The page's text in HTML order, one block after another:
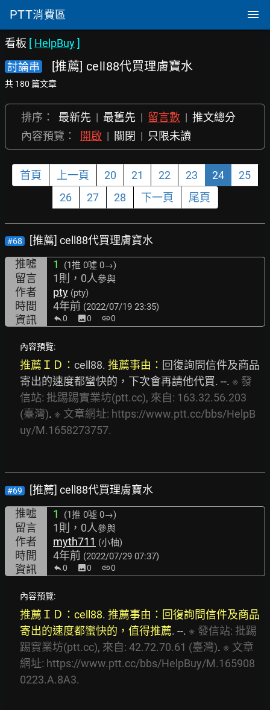
PTT消費區
看板 [ HelpBuy]
討論串
[推薦] cell88代買理膚寶水
共 180 篇文章
排序： 最新先 | 最舊先 | 留言數 | 推文總分
內容預覽：
開啟 | 關閉 | 只限未讀
首頁 上一頁 20 21 22 23 24
25
26
27 28 下一頁 尾頁
#68
[推薦] cell88代買理膚寶水
推噓
1 (1推 0噓 0→)
留言 1則，0人參與
作者 pty (pty)
時間 4年前 (2022/07/19 23:35)
資訊 0 image0 link0
內容預覽:
推薦ＩＤ： cell88. 推薦事由： 回復詢問信件及商品
寄出的速度都蠻快的，下次會再請他代買. --. ※ 發
信站: 批踢踢實業坊(ptt.cc), 來自: 163.32.56.203
(臺灣). ※ 文章網址: https://www.ptt.cc/bbs/HelpB
uy/M.1658273757.
#69
[推薦] cell88代買理膚寶水
推噓
1 (1推 0噓 0→)
留言 1則，0人參與
作者 myth711 (小柚)
時間 4年前 (2022/07/29 07:37)
資訊 0 image0 link0
內容預覽:
推薦ＩＤ：cell88. 推薦事由：回復詢問信件及商品
寄出的速度都蠻快的，值得推薦. --. ※ 發信站: 批踢
踢實業坊(ptt.cc), 來自: 42.72.70.61 (臺灣). ※ 文章
網址: https://www.ptt.cc/bbs/HelpBuy/M.165908
0223.A.8A3.